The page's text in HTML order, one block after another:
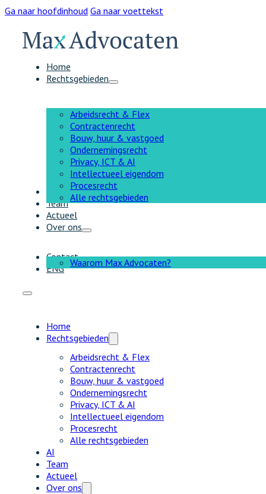
Ga naar hoofdinhoud Ga naar voettekst
Home
Rechtsgebieden
Arbeidsrecht & Flex
Contractenrecht
Bouw, huur & vastgoed
Ondernemingsrecht
Privacy, ICT & AI
Intellectueel eigendom
Procesrecht
Alle rechtsgebieden
Team
Actueel
Over ons
Waarom Max Advocaten?
Contact
ENG
Home
Rechtsgebieden
Arbeidsrecht & Flex
Contractenrecht
Bouw, huur & vastgoed
Ondernemingsrecht
Privacy, ICT & AI
Intellectueel eigendom
Procesrecht
Alle rechtsgebieden
AI
Team
Actueel
Over ons